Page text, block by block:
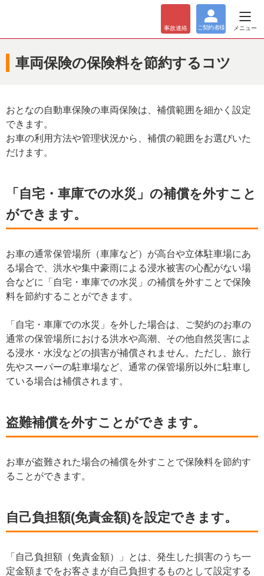
事故連絡 ご契約者様 メニュー
車両保険の保険料を節約するコツ
おとなの自動車保険の車両保険は、補償範囲を細かく設定
できます。
お車の利用方法や管理状況から、補償の範囲をお選びいた
だけます。
「自宅・車庫での水災」の補償を外すこと
ができます。
お車の通常保管場所（車庫など）が高台や立体駐車場にあ
る場合で、洪水や集中豪雨による浸水被害の心配がない場
合などに「自宅・車庫での水災」の補償を外すことで保険
料を節約することができます。
「自宅・車庫での水災」を外した場合は、ご契約のお車の
通常の保管場所における洪水や高潮、その他自然災害によ
る浸水・水没などの損害が補償されません。ただし、旅行
先やスーパーの駐車場など、通常の保管場所以外に駐車し
ている場合は補償されます。
盗難補償を外すことができます。
お車が盗難された場合の補償を外すことで保険料を節約す
ることができます。
自己負担額(免責金額)を設定できます。
「自己負担額（免責金額）」とは、発生した損害のうち一
定金額までをお客さまが自己負担するものとして設定する